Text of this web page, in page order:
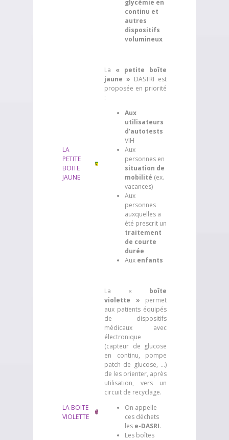
glycémie en
continu et
autres
dispositifs
volumineux
LA
PETITE
BOITE
JAUNE
La « petite boîte
jaune » DASTRI est
proposée en priorité
:
Aux
utilisateurs
d’autotests
VIH
Aux
personnes en
situation de
mobilité (ex.
vacances)
Aux
personnes
auxquelles a
été prescrit un
traitement
de courte
durée
Aux enfants
LA BOITE
VIOLETTE
La « boîte
violette » permet
aux patients équipés
de dispositifs
médicaux avec
électronique
(capteur de glucose
en continu, pompe
patch de glucose, …)
de les orienter, après
utilisation, vers un
circuit de recyclage.
On appelle
ces déchets
les e-DASRI.
Les boîtes